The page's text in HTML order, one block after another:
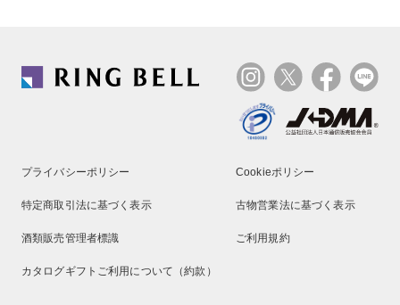
プライバシーポリシー Cookieポリシー
特定商取引法に基づく表示 古物営業法に基づく表示
酒類販売管理者標識 ご利用規約
カタログギフトご利用について（約款）